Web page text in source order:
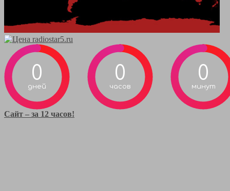
0
дней
0
часов
0
минут
Сайт – за 12 часов!